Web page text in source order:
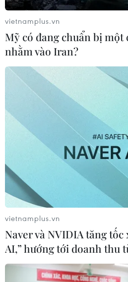
vietnamplus.vn
Mỹ có đang chuẩn bị một
nhằm vào Iran?
vietnamplus.vn
Naver và NVIDIA tăng tốc
AI,” hướng tới doanh thu